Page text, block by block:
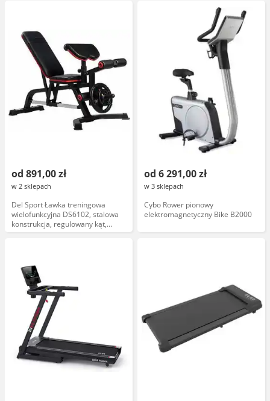
od 891,00 zł
w 2 sklepach
Del Sport Ławka treningowa
wielofunkcyjna DS6102, stalowa
konstrukcja, regulowany kąt,
czarna tapicerka
od 6 291,00 zł
w 3 sklepach
Cybo Rower pionowy
elektromagnetyczny Bike B2000